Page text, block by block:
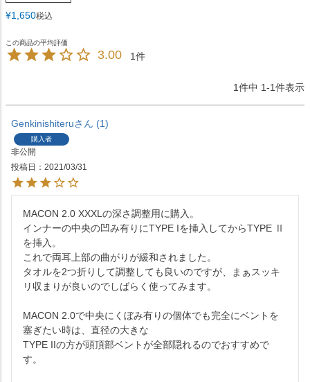
¥1,650税込
3.00 1
1件中 1-1件表示
Genkinishiteru 1
購入者
非公開
投稿日
2021/03/31
MACON 2.0 XXXLの深さ調整用に購入。
インナーの中央の凹み有りにTYPE Iを挿入してからTYPE Ⅱ
を挿入。
これで両耳上部の曲がりが緩和されました。
タオルを2つ折りして調整しても良いのですが、まぁスッキ
リ収まりが良いのでしばらく使ってみます。
MACON 2.0で中央にくぼみ有りの個体でも完全にベントを
塞ぎたい時は、直径の大きな
TYPE IIの方が頭頂部ベントが全部隠れるのでおすすめで
す。